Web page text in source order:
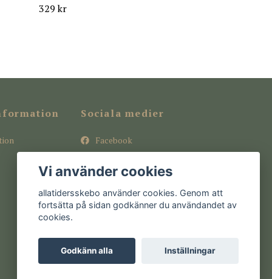
329 kr
Sociala medier
Facebook
Pinterest
Vi använder cookies
allatidersskebo använder cookies. Genom att
fortsätta på sidan godkänner du användandet av
cookies.
Godkänn alla Inställningar